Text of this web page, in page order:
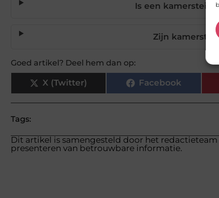
Is een
Zijn
Goed artikel? Deel hem dan op:
X (Twitter) Facebook
Tags:
Dit artikel is samengesteld door het
presenteren van betrouwbare informatie.